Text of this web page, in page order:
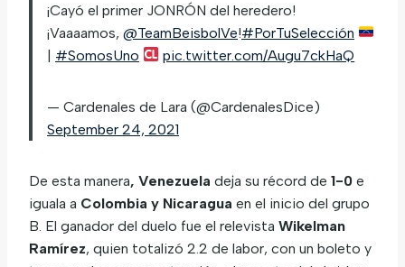
¡Cayó el primer JONRÓN del heredero!
¡Vaaaamos, @TeamBeisbolVe!#PorTuSelección
| #SomosUno pic.twitter.com/Augu7ckHaQ
— Cardenales de Lara (@CardenalesDice)
September 24, 2021
De esta manera, Venezuela deja su récord de 1-0 e
iguala a Colombia y Nicaragua en el inicio del grupo
B. El ganador del duelo fue el relevista Wikelman
Ramírez, quien totalizó 2.2 de labor, con un boleto y